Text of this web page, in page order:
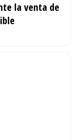
la venta de